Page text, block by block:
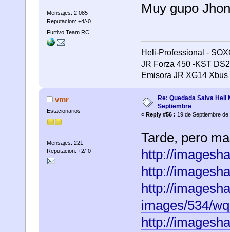
Mensajes: 2.085
Reputacion: +4/-0
Furtivo Team RC
Muy gupo
Heli-Professional -
JR Forza 450 -KST
Emisora JR XG14 Xbus
vmr
Estacionarios
Mensajes: 221
Reputacion: +2/-0
Re: Quedada Salva Heli
Septiembre
« Reply #56 : 19 de Septiembre
Tarde, pero
http://
http://
http://
images/534/
http://